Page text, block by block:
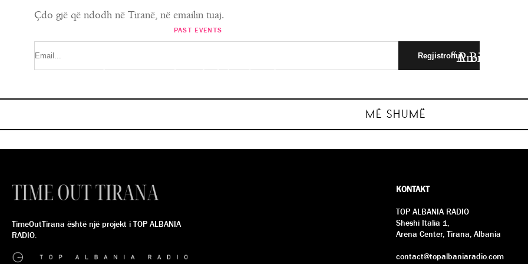
Çdo gjë që ndodh në Tiranë, në emailin tuaj.
MË SHUMË
ART
Eksperimental! Nuk duhet humbur…
“A Big Bold
PAST EVENTS
Tiranë
Premierë
TimeOutTirana është një projekt i TOP ALBANIA
RADIO.
KONTAKT
TOP ALBANIA RADIO
Sheshi Italia 1,
Arena Center, Tirana, Albania
contact@topalbaniaradio.com